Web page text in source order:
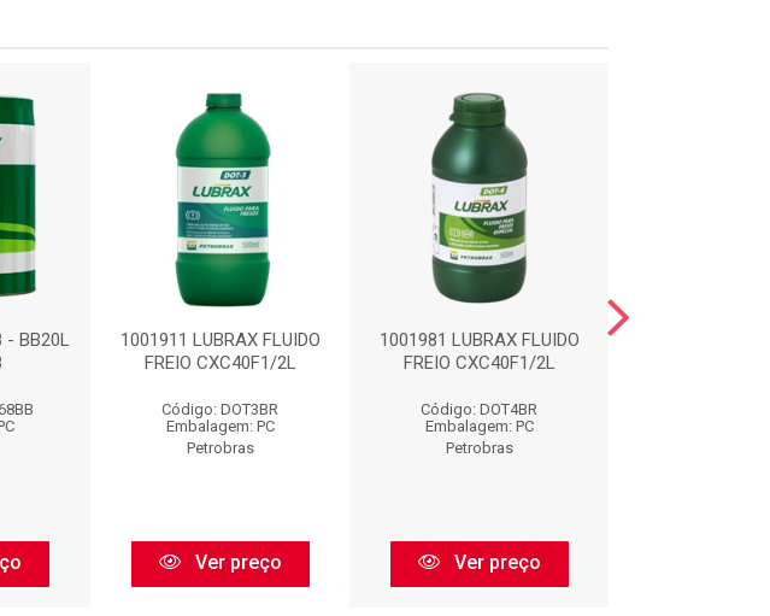
- BB20L
1001911 LUBRAX FLUIDO
FREIO CXC40F1/2L
Código: DOT3BR
Embalagem: PC
Petrobras
Ver preço
1001981 LUBRAX FLUIDO
FREIO CXC40F1/2L
Código: DOT4BR
Embalagem: PC
Petrobras
Ver preço